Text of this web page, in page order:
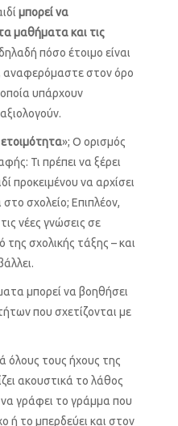
μπορεί να
μαθήματα και τις
πόσο έτοιμο είναι
αναφερόμαστε στον όρο
υπάρχουν
»; Ο ορισμός
Τι πρέπει να ξέρει
προκειμένου να αρχίσει
σχολείο; Επιπλέον,
νέες γνώσεις σε
της σχολικής τάξης – και
μπορεί να βοηθήσει
που σχετίζονται με
όλους τους ήχους της
ακουστικά το λάθος
γράφει το γράμμα που
ή το μπερδεύει και στον